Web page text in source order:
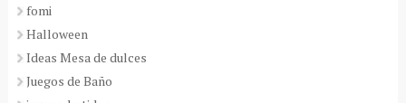
fomi
Halloween
Ideas Mesa de dulces
Juegos de Baño